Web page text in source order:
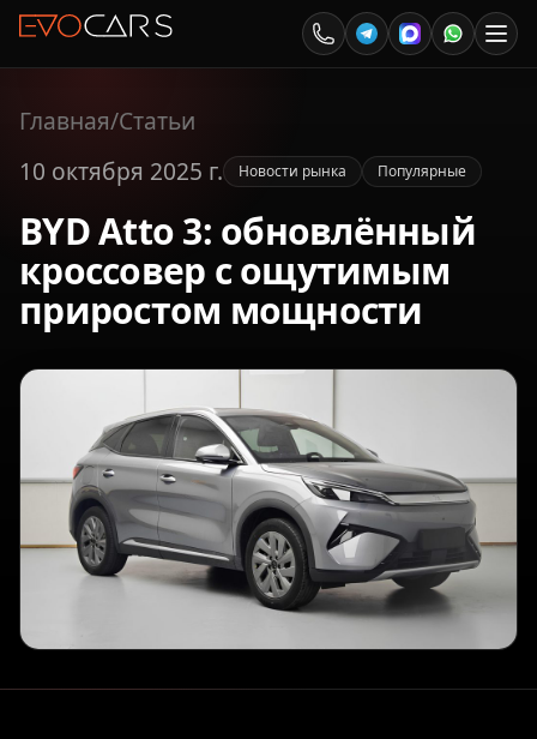
Главная/Статьи
10 октября 2025 г.
Новости рынка Популярные
BYD Atto 3: обновлённый
кроссовер с ощутимым
приростом мощности